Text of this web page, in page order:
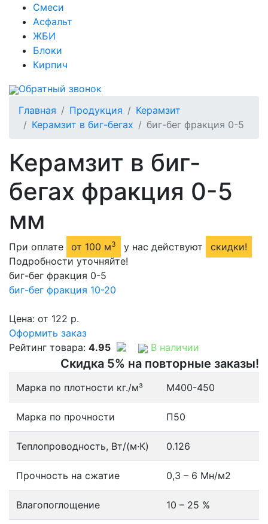
Смеси
Асфальт
ЖБИ
Блоки
Кирпич
Обратный звонок
Главная
Продукция
Керамзит
Керамзит в биг-бегах
биг-бег фракция 0-5
Керамзит в биг-
бегах фракция 0-5
мм
При оплате от 100 м3 у нас действуют
скидки!
Подробности уточняйте!
биг-бег фракция 0-5
биг-бег фракция 10-20
Цена: от 122 р.
Оформить заказ
Рейтинг товара: 4.95 В наличии
Скидка 5% на повторные заказы!
Марка по плотности кг./м³ М400-450
Марка по прочности П50
Теплопроводность, Вт/(м·К) 0.126
Прочность на сжатие 0,3 – 6 Мн/м2
Влагопоглощение 10 – 25 %